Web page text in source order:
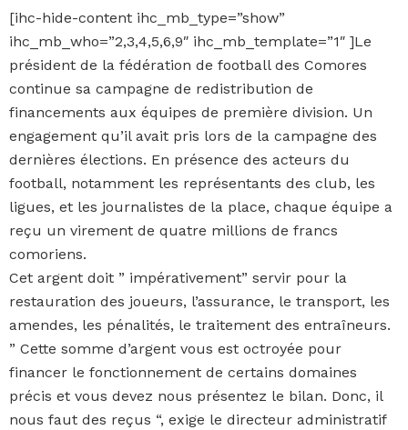
[ihc-hide-content ihc_mb_type=”show”
ihc_mb_who=”2,3,4,5,6,9″ ihc_mb_template=”1″ ]Le
président de la fédération de football des Comores
continue sa campagne de redistribution de
financements aux équipes de première division. Un
engagement qu’il avait pris lors de la campagne des
dernières élections. En présence des acteurs du
football, notamment les représentants des club, les
ligues, et les journalistes de la place, chaque équipe a
reçu un virement de quatre millions de francs
comoriens.
Cet argent doit ” impérativement” servir pour la
restauration des joueurs, l’assurance, le transport, les
amendes, les pénalités, le traitement des entraîneurs.
” Cette somme d’argent vous est octroyée pour
financer le fonctionnement de certains domaines
précis et vous devez nous présentez le bilan. Donc, il
nous faut des reçus “, exige le directeur administratif